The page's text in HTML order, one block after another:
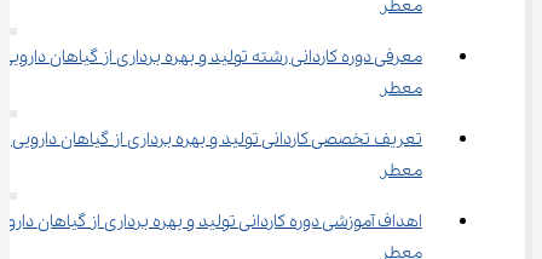
ﻣﻌﻄﺮ
معرفی دوره ﻛﺎردانی رشته ﺗﻮلید و ﺑﻬﺮه ﺑﺮداری از گیاﻫﺎن
ﻣﻌﻄﺮ
تعریف تخصصی کاردانی تولید و بهره برداری از گیاهان دارویی
معطر
اهداف آموزشی دوره کاردانی تولید و بهره برداری از گیاهان
معطر